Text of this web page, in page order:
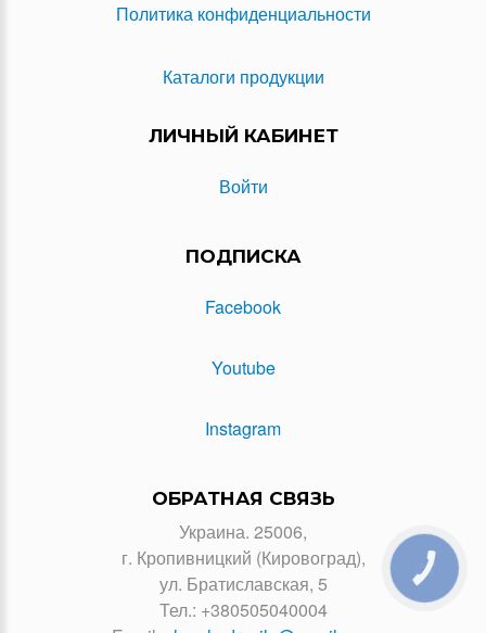
Политика конфиденциальности
Каталоги продукции
ЛИЧНЫЙ КАБИНЕТ
Войти
ПОДПИСКА
Facebook
Youtube
Instagram
ОБРАТНАЯ СВЯЗЬ
Украина. 25006,
г. Кропивницкий (Кировоград),
ул. Братиславская, 5
Тел.: +380505040004
КНОПКА
ЗВ'ЯЗКУ